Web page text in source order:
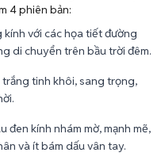
4 phiên bản:
kính với các họa tiết đường
di chuyển trên bầu trời đêm.
trắng tinh khôi, sang trọng,
đen kính nhám mờ, mạnh mẽ,
và ít bám dấu vân tay.